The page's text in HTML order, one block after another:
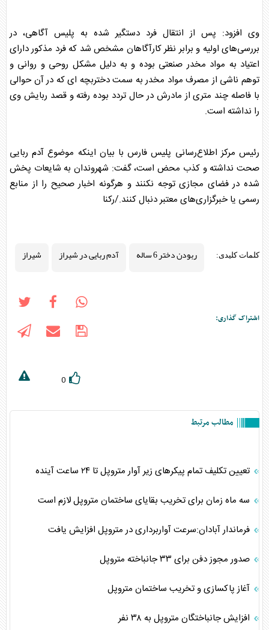
وی افزود: پس از انتقال فرد دستگیر شده به پلیس آگاهی، در
بررسی‌های اولیه و برابر نظر کارآگاهان مشخص شد که فرد مذکور دارای
اعتیاد به مواد مخدر صنعتی بوده و به دلیل مشکل روحی و روانی و
توهم ناشی از مصرف مواد مخدر به سمت دختربچه ای که در آن حوالی
با فاصله چند متری از مادرش در حال تردد بوده رفته و قصد ربایش وی
را نداشته است.
رئیس مرکز اطلاع‌رسانی پلیس فارس با بیان اینکه موضوع آدم ربایی
صحت نداشته و کذب محض است، گفت: شهروندان به شایعات پخش
شده در فضای مجازی توجه نکنند و هرگونه اخبار صحیح را از منابع
رسمی یا خبرگزاری‌های معتبر دنبال کنند./رکنا
کلمات کلیدی: ربودن دختر 6 ساله آدم ربایی در شیراز شیراز
اشتراک گذاری:
0
مطالب مرتبط
تعیین تکلیف تمام پیکرهای زیر آوار متروپل تا ۲۴ ساعت آینده
سه ماه زمان برای تخریب بقایای ساختمان متروپل لازم است
فرماندار آبادان:سرعت آواربرداری در متروپل افزایش یافت
صدور مجوز دفن برای ۳۳ جانباخته متروپل
آغاز پاکسازی و تخریب ساختمان متروپل
افزایش جانباختگان متروپل به ۳۸ نفر